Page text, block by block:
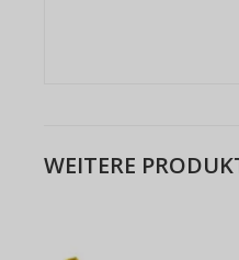
WEITERE